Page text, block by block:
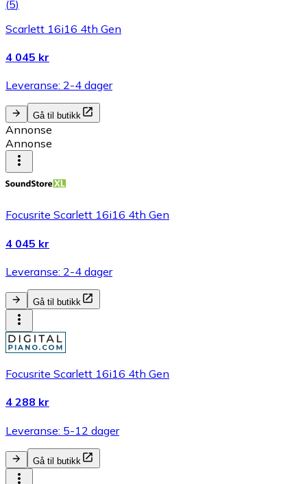
(5)
Scarlett 16i16 4th Gen
4 045 kr
Leveranse: 2-4 dager
Gå til butikk
Annonse
Annonse
Focusrite Scarlett 16i16 4th Gen
4 045 kr
Leveranse: 2-4 dager
Gå til butikk
Focusrite Scarlett 16i16 4th Gen
4 288 kr
Leveranse: 5-12 dager
Gå til butikk